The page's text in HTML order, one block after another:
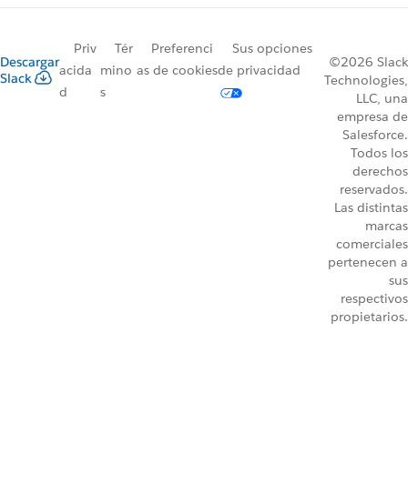
Descargar
Slack
Priv
acida
d
Tér
mino
s
Preferenci
as de cookies
Sus opciones
de privacidad
©2026 Slack
Technologies,
LLC, una
empresa de
Salesforce.
Todos los
derechos
reservados.
Las distintas
marcas
comerciales
pertenecen a
sus
respectivos
propietarios.